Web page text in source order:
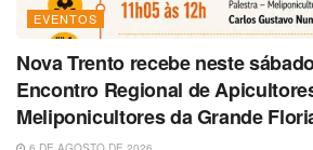
EVENTOS
Nova Trento recebe neste
Encontro Regional de
Meliponicultores da Grande